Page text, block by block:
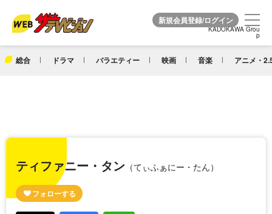
KADOKAWA Grou
p
総合 ドラマ バラエティー 映画 音楽 アニメ・
KADOKAWA Grou
p
ティファニー・タン （てぃふぁにー・たん）